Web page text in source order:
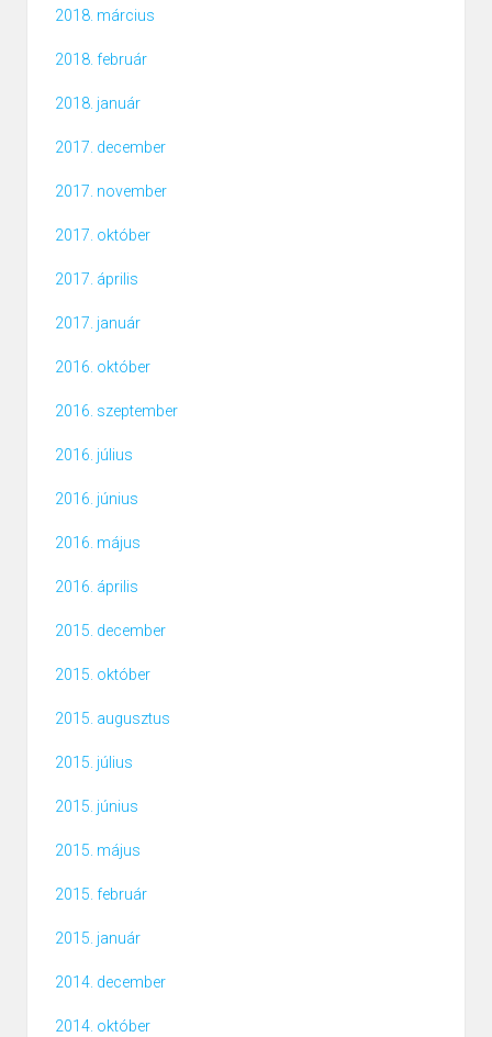
2018. március
2018. február
2018. január
2017. december
2017. november
2017. október
2017. április
2017. január
2016. október
2016. szeptember
2016. július
2016. június
2016. május
2016. április
2015. december
2015. október
2015. augusztus
2015. július
2015. június
2015. május
2015. február
2015. január
2014. december
2014. október